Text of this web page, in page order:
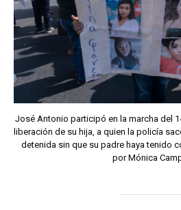
José Antonio participó en la marcha del
liberación de su hija, a quien la policía
detenida sin que su padre haya tenido
por Mónica